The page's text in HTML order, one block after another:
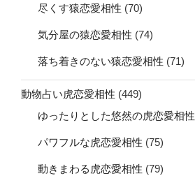
尽くす猿恋愛相性 (70)
気分屋の猿恋愛相性 (74)
落ち着きのない猿恋愛相性 (71)
動物占い虎恋愛相性 (449)
ゆったりとした悠然の虎恋愛相性
パワフルな虎恋愛相性 (75)
動きまわる虎恋愛相性 (79)